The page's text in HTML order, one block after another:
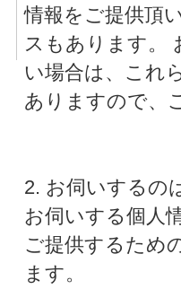
情報をご提供頂
スもあります。
い場合は、これ
ありますので、
2. お伺いするの
お伺いする個人
ご提供するため
ます。